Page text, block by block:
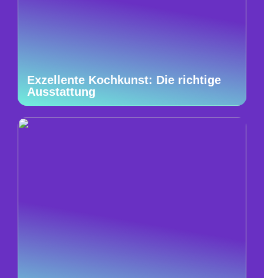
Exzellente Kochkunst: Die richtige
Ausstattung